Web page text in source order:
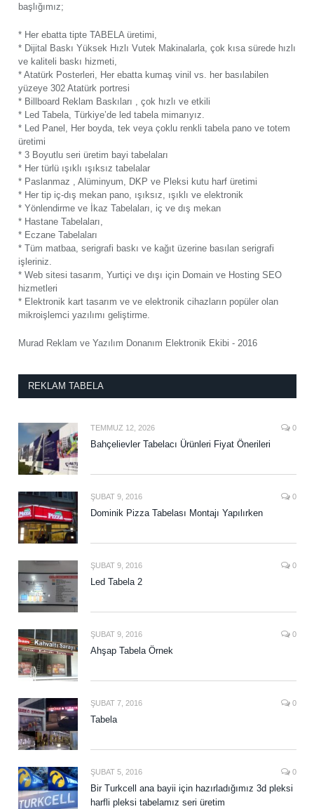
başlığımız;
* Her ebatta tipte TABELA üretimi,
* Dijital Baskı Yüksek Hızlı Vutek Makinalarla, çok kısa sürede hızlı
ve kaliteli baskı hizmeti,
* Atatürk Posterleri, Her ebatta kumaş vinil vs. her basılabilen
yüzeye 302 Atatürk portresi
* Billboard Reklam Baskıları , çok hızlı ve etkili
* Led Tabela, Türkiye’de led tabela mimarıyız.
* Led Panel, Her boyda, tek veya çoklu renkli tabela pano ve totem
üretimi
* 3 Boyutlu seri üretim bayi tabelaları
* Her türlü ışıklı ışıksız tabelalar
* Paslanmaz , Alüminyum, DKP ve Pleksi kutu harf üretimi
* Her tip iç-dış mekan pano, ışıksız, ışıklı ve elektronik
* Yönlendirme ve İkaz Tabelaları, iç ve dış mekan
* Hastane Tabelaları,
* Eczane Tabelaları
* Tüm matbaa, serigrafi baskı ve kağıt üzerine basılan serigrafi
işleriniz.
* Web sitesi tasarım, Yurtiçi ve dışı için Domain ve Hosting SEO
hizmetleri
* Elektronik kart tasarım ve ve elektronik cihazların popüler olan
mikroişlemci yazılımı geliştirme.
Murad Reklam ve Yazılım Donanım Elektronik Ekibi - 2016
REKLAM TABELA
TEMMUZ 12, 2026 0
Bahçelievler Tabelacı Ürünleri Fiyat Önerileri
ŞUBAT 9, 2016 0
Dominik Pizza Tabelası Montajı Yapılırken
ŞUBAT 9, 2016 0
Led Tabela 2
ŞUBAT 9, 2016 0
Ahşap Tabela Örnek
ŞUBAT 7, 2016 0
Tabela
ŞUBAT 5, 2016 0
Bir Turkcell ana bayii için hazırladığımız 3d pleksi
harfli pleksi tabelamız seri üretim